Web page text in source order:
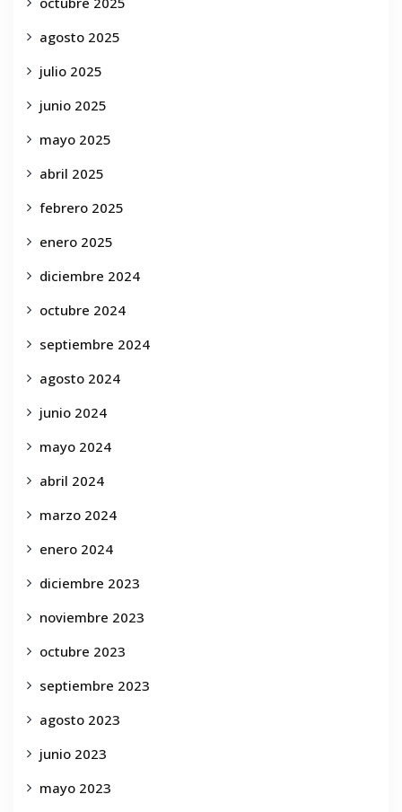
agosto 2025
julio 2025
junio 2025
mayo 2025
abril 2025
febrero 2025
enero 2025
diciembre 2024
octubre 2024
septiembre 2024
agosto 2024
junio 2024
mayo 2024
abril 2024
marzo 2024
enero 2024
diciembre 2023
noviembre 2023
octubre 2023
septiembre 2023
agosto 2023
junio 2023
mayo 2023